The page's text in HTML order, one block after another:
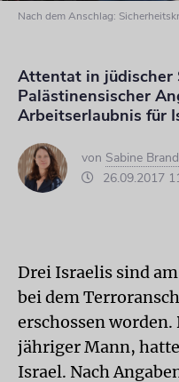
Nach dem Anschlag:
Attentat in jüdischer
Palästinensischer
Arbeitserlaubnis für
von Sabine
26.09.2017
Drei Israelis sind
bei dem
erschossen
jähriger Mann,
Israel. Nach